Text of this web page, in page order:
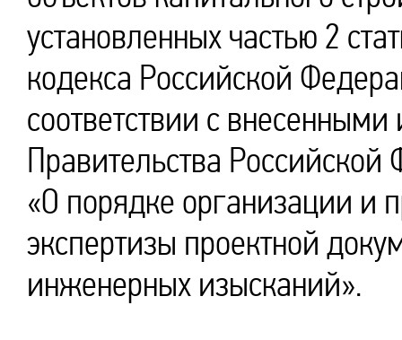
установленных частью 2
кодекса Российской
соответствии с
Правительства
«О порядке организации и
экспертизы проектной
инженерных изысканий».